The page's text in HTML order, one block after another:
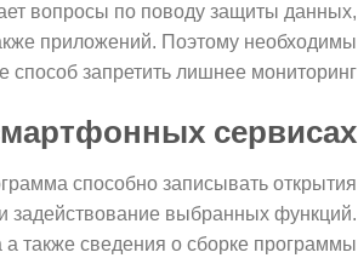
вопросы по поводу защиты данных,
приложений. Поэтому необходимы
запретить лишнее мониторинг.
сервисах
способно записывать открытия
задействование выбранных функций.
также сведения о сборке программы.